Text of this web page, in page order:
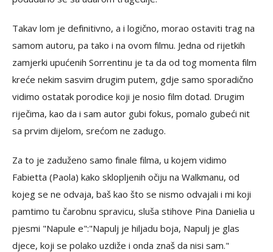
Takav lom je definitivno, a i logično, morao ostaviti trag na
samom autoru, pa tako i na ovom filmu. Jedna od rijetkih
zamjerki upućenih Sorrentinu je ta da od tog momenta film
kreće nekim sasvim drugim putem, gdje samo sporadično
vidimo ostatak porodice koji je nosio film dotad. Drugim
riječima, kao da i sam autor gubi fokus, pomalo gubeći nit
sa prvim dijelom, srećom ne zadugo.
Za to je zaduženo samo finale filma, u kojem vidimo
Fabietta (Paola) kako sklopljenih očiju na Walkmanu, od
kojeg se ne odvaja, baš kao što se nismo odvajali i mi koji
pamtimo tu čarobnu spravicu, sluša stihove Pina Danielia u
pjesmi "Napule e":"Napulj je hiljadu boja, Napulj je glas
djece, koji se polako uzdiže i onda znaš da nisi sam."